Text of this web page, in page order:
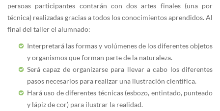
persoas participantes contarán con dos artes finales (una por
técnica) realizadas gracias a todos los conocimientos aprendidos. Al
final del taller el alumnado:
Interpretará las formas y volúmenes de los diferentes objetos
y organismos que forman parte de la naturaleza.
Será capaz de organizarse para llevar a cabo los diferentes
pasos necesarios para realizar una ilustración científica.
Hará uso de diferentes técnicas (esbozo, entintado, punteado
y lápiz de cor) para ilustrar la realidad.